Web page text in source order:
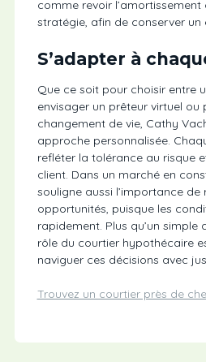
comme revoir
stratégie, afin de conserver un
S’adapter à
Que ce soit pour choisir entre
envisager un prêteur virtuel ou
changement de vie, Cathy
approche personnalisée.
refléter la tolérance au risque
client. Dans un marché en
souligne aussi l’importance de
opportunités, puisque les
rapidement. Plus qu’un
rôle du courtier hypothécaire
naviguer ces décisions avec
Trouvez un courtier près de